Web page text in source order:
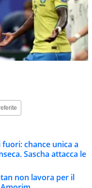
chance unica a
Sascha attacca le
non lavora per il